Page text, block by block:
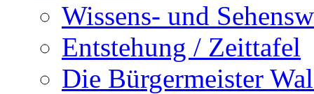
Wissens- und
Entstehung / Zeittafel
Die Bürgermeister